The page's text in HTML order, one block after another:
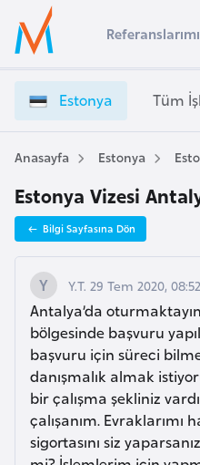
Ülke Seçimi
Başvuru yapmak istediğiniz ülkeyi
Üye
Girişi
s
o
n
V
i
z
e
İ
ş
l
e
m
l
e
r
i
Estonya Tüm
Anasayfa Estonya
Estonya Vizesi
Bilgi Sayfasına Dön
Y.T. 29 Tem 2020, 08:52
Antalya’da
bölgesinde başvuru
başvuru için süreci
danışmalık almak
bir çalışma şekliniz
çalışanım. Evraklarımı
sigortasını siz
s
t
r
a
A
u
s
t
u
r
y
a